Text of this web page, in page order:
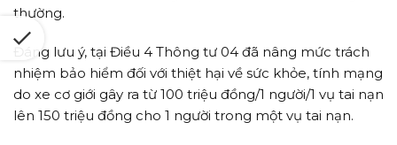
thường.
Đáng lưu ý, tại Điều 4 Thông tư 04 đã nâng mức trách
nhiệm bảo hiểm đối với thiệt hại về sức khỏe, tính mạng
do xe cơ giới gây ra từ 100 triệu đồng/1 người/1 vụ tai nạn
lên 150 triệu đồng cho 1 người trong một vụ tai nạn.